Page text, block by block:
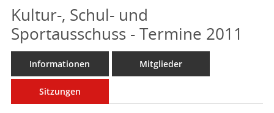
Kultur-, Schul- und
Sportausschuss - Termine 2011
Informationen Mitglieder
Sitzungen